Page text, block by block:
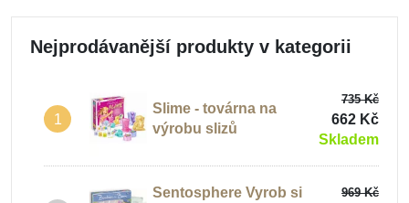
Nejprodávanější produkty v kategorii
1
Slime - továrna na
výrobu slizů
735 Kč
662 Kč
Skladem
Sentosphere Vyrob si
969 Kč